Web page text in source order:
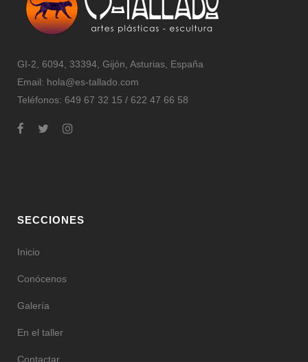
GI-2, 6094, 33394, Gijón, Asturias, España
Email: hola@es-tallado.com
Teléfonos: 649 67 32 15 / 622 47 66 58
SECCIONES
Inicio
Conócenos
Galería
En el taller
Contactar